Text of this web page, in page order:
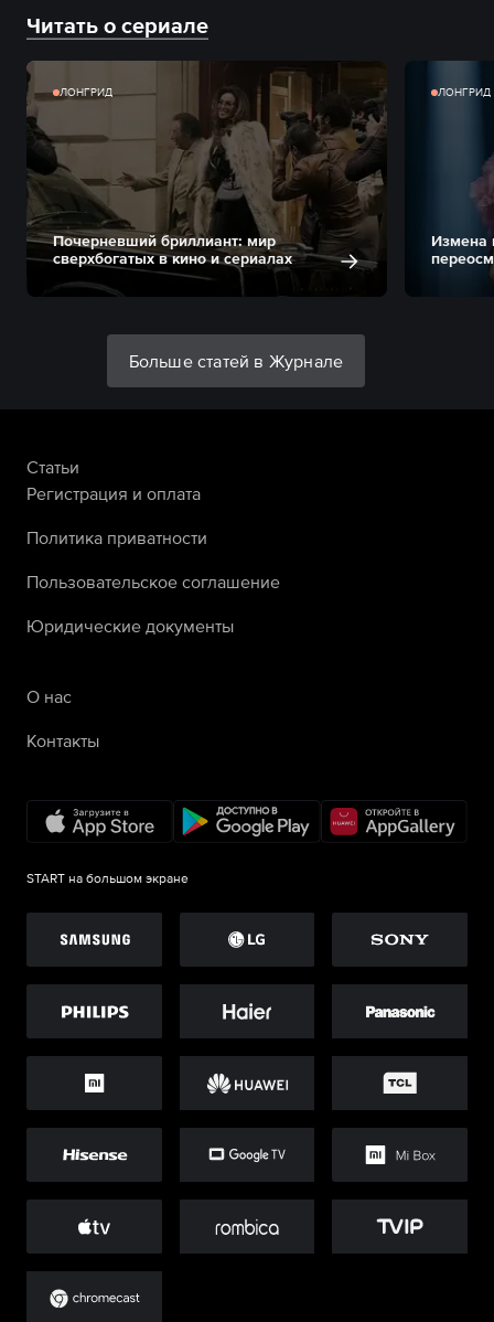
Читать о сериале
ЛОНГРИД
Почерневший бриллиант: мир
сверхбогатых в кино и сериалах
ЛОНГРИД
Измена
Больше статей в Журнале
Статьи
Регистрация и оплата
Политика приватности
Пользовательское соглашение
Юридические документы
О нас
Контакты
START на большом экране